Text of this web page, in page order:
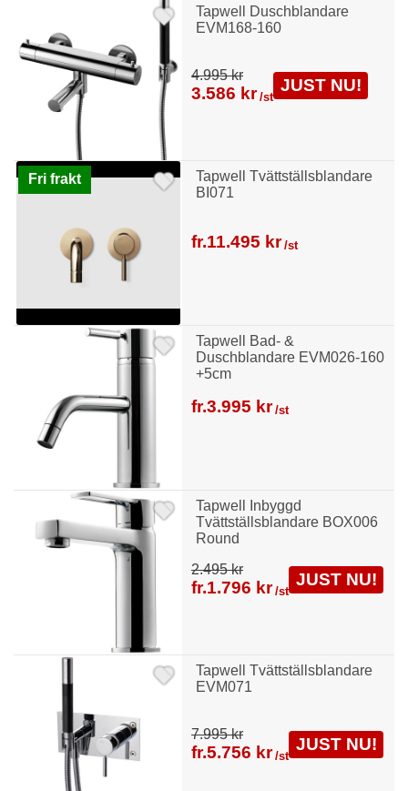
Tapwell Duschblandare
EVM168-160
Tapwell Tvättställsblandare
BI071
Tapwell Bad- &
Duschblandare EVM026-160
+5cm
4.995 kr
3.586 kr /st
JUST NU!
Fri frakt
Tapwell Inbyggd
Tvättställsblandare BOX006
Round
fr.11.495 kr /st
Tapwell Tvättställsblandare
EVM071
fr.3.995 kr /st
2.495 kr
fr.1.796 kr /st
JUST NU!
7.995 kr
fr.5.756 kr /st
JUST NU!